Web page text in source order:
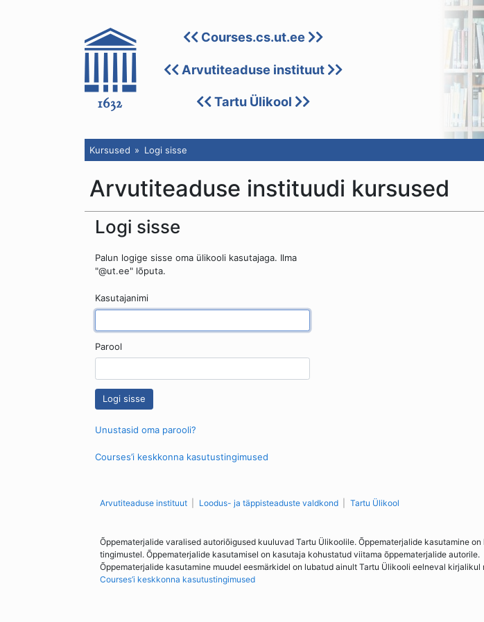
Courses.cs.ut.ee
Arvutiteaduse instituut
Tartu Ülikool
Kursused Logi sisse
Arvutiteaduse instituudi kursused
Logi sisse
Palun logige sisse oma ülikooli kasutajaga. Ilma
"@ut.ee" lõputa.
Kasutajanimi
Parool
Unustasid oma parooli?
Courses’i keskkonna kasutustingimused
Arvutiteaduse instituut Loodus- ja täppisteaduste valdkond Tartu Ülikool
Õppematerjalide varalised autoriõigused kuuluvad Tartu Ülikoolile. Õppematerjalide kasutamine
tingimustel. Õppematerjalide kasutamisel on kasutaja kohustatud viitama õppematerjalide autorile.
Õppematerjalide kasutamine muudel eesmärkidel on lubatud ainult Tartu Ülikooli eelneval kirjalikul
Courses’i keskkonna kasutustingimused